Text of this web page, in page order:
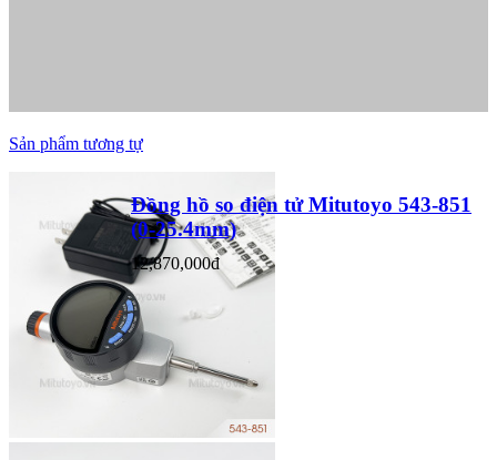
Sản phẩm tương tự
Đồng hồ so điện tử Mitutoyo 543-851
(0-25.4mm)
12,870,000đ